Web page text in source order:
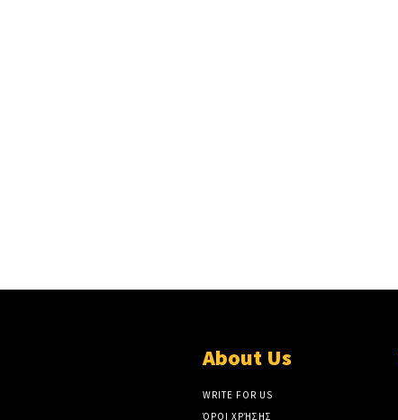
About Us
WRITE FOR US
ΌΡΟΙ ΧΡΉΣΗΣ